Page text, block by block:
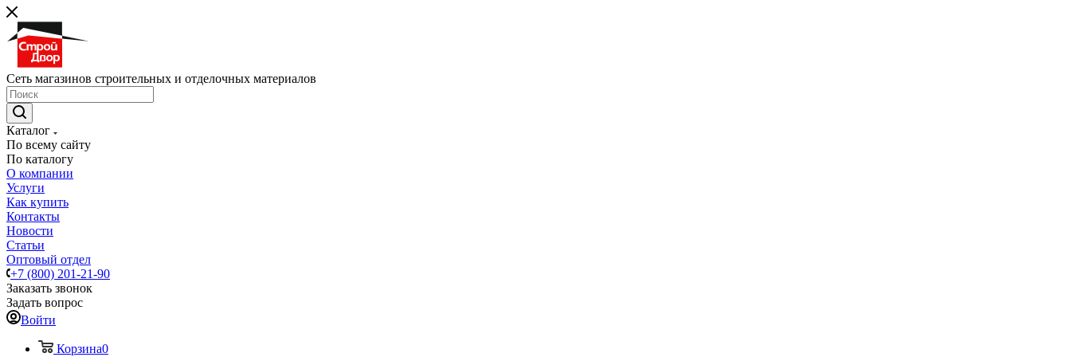
Сеть магазинов строительных и отделочных материалов
Каталог
По всему сайту
По каталогу
О компании
Услуги
Как купить
Контакты
Новости
Статьи
Оптовый отдел
+7 (800) 201-21-90
Заказать звонок
Задать вопрос
Войти
Корзина0